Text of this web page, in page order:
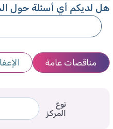
هل لديكم أي أسئلة حول
مناقصات عامة
نوع
المركز